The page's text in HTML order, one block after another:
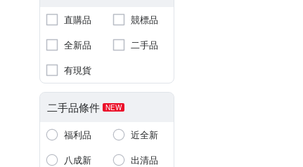
直購品
競標品
全新品
二手品
有現貨
二手品條件 NEW
福利品
近全新
八成新
出清品